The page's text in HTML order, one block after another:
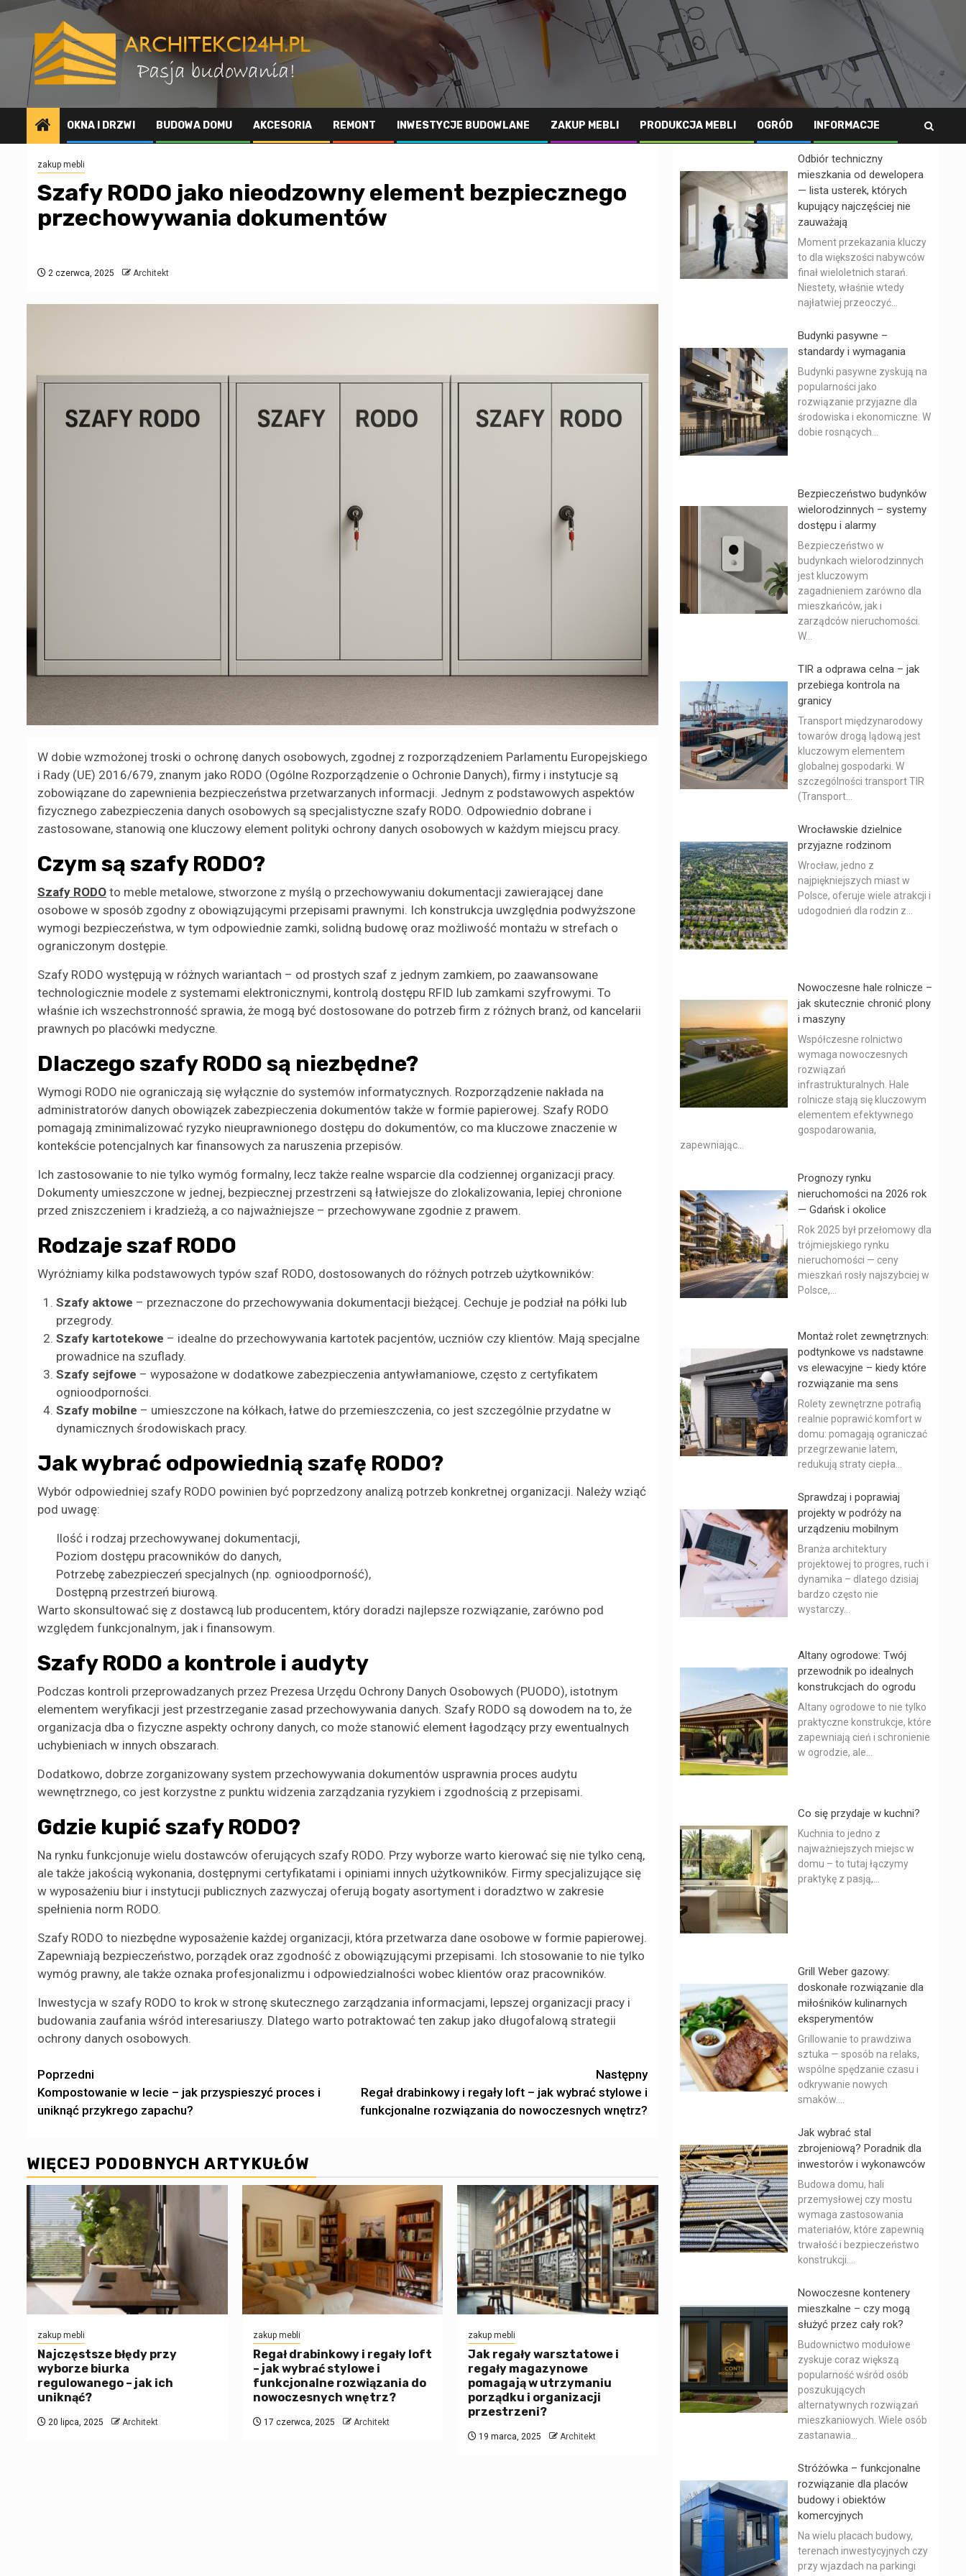
Przejdź
OKNA I DRZWI BUDOWA DOMU AKCESORIA REMONT INWESTYCJE BUDOWLANE ZAKUP MEBLI PRODUKCJA MEBLI OGRÓD INFORMACJE
zakup mebli
Szafy RODO jako nieodzowny element bezpiecznego
przechowywania dokumentów
2 czerwca, 2025 Architekt
W dobie wzmożonej troski o ochronę danych osobowych, zgodnej z rozporządzeniem Parlamentu Europejskiego
i Rady (UE) 2016/679, znanym jako RODO (Ogólne Rozporządzenie o Ochronie Danych), firmy i instytucje są
zobowiązane do zapewnienia bezpieczeństwa przetwarzanych informacji. Jednym z podstawowych aspektów
fizycznego zabezpieczenia danych osobowych są specjalistyczne szafy RODO. Odpowiednio dobrane i
zastosowane, stanowią one kluczowy element polityki ochrony danych osobowych w każdym miejscu pracy.
Czym są szafy RODO?
Szafy RODO to meble metalowe, stworzone z myślą o przechowywaniu dokumentacji zawierającej dane
osobowe w sposób zgodny z obowiązującymi przepisami prawnymi. Ich konstrukcja uwzględnia podwyższone
wymogi bezpieczeństwa, w tym odpowiednie zamki, solidną budowę oraz możliwość montażu w strefach o
ograniczonym dostępie.
Szafy RODO występują w różnych wariantach – od prostych szaf z jednym zamkiem, po zaawansowane
technologicznie modele z systemami elektronicznymi, kontrolą dostępu RFID lub zamkami szyfrowymi. To
właśnie ich wszechstronność sprawia, że mogą być dostosowane do potrzeb firm z różnych branż, od kancelarii
prawnych po placówki medyczne.
Dlaczego szafy RODO są niezbędne?
Wymogi RODO nie ograniczają się wyłącznie do systemów informatycznych. Rozporządzenie nakłada na
administratorów danych obowiązek zabezpieczenia dokumentów także w formie papierowej. Szafy RODO
pomagają zminimalizować ryzyko nieuprawnionego dostępu do dokumentów, co ma kluczowe znaczenie w
kontekście potencjalnych kar finansowych za naruszenia przepisów.
Ich zastosowanie to nie tylko wymóg formalny, lecz także realne wsparcie dla codziennej organizacji pracy.
Dokumenty umieszczone w jednej, bezpiecznej przestrzeni są łatwiejsze do zlokalizowania, lepiej chronione
przed zniszczeniem i kradzieżą, a co najważniejsze – przechowywane zgodnie z prawem.
Rodzaje szaf RODO
Wyróżniamy kilka podstawowych typów szaf RODO, dostosowanych do różnych potrzeb użytkowników:
Szafy aktowe – przeznaczone do przechowywania dokumentacji bieżącej. Cechuje je podział na półki lub
przegrody.
Szafy kartotekowe – idealne do przechowywania kartotek pacjentów, uczniów czy klientów. Mają specjalne
prowadnice na szuflady.
Szafy sejfowe – wyposażone w dodatkowe zabezpieczenia antywłamaniowe, często z certyfikatem
ognioodporności.
Szafy mobilne – umieszczone na kółkach, łatwe do przemieszczenia, co jest szczególnie przydatne w
dynamicznych środowiskach pracy.
Jak wybrać odpowiednią szafę RODO?
Wybór odpowiedniej szafy RODO powinien być poprzedzony analizą potrzeb konkretnej organizacji. Należy wziąć
pod uwagę:
Ilość i rodzaj przechowywanej dokumentacji,
Poziom dostępu pracowników do danych,
Potrzebę zabezpieczeń specjalnych (np. ognioodporność),
Dostępną przestrzeń biurową.
Warto skonsultować się z dostawcą lub producentem, który doradzi najlepsze rozwiązanie, zarówno pod
względem funkcjonalnym, jak i finansowym.
Szafy RODO a kontrole i audyty
Podczas kontroli przeprowadzanych przez Prezesa Urzędu Ochrony Danych Osobowych (PUODO), istotnym
elementem weryfikacji jest przestrzeganie zasad przechowywania danych. Szafy RODO są dowodem na to, że
organizacja dba o fizyczne aspekty ochrony danych, co może stanowić element łagodzący przy ewentualnych
uchybieniach w innych obszarach.
Dodatkowo, dobrze zorganizowany system przechowywania dokumentów usprawnia proces audytu
wewnętrznego, co jest korzystne z punktu widzenia zarządzania ryzykiem i zgodnością z przepisami.
Gdzie kupić szafy RODO?
Na rynku funkcjonuje wielu dostawców oferujących szafy RODO. Przy wyborze warto kierować się nie tylko ceną,
ale także jakością wykonania, dostępnymi certyfikatami i opiniami innych użytkowników. Firmy specjalizujące się
w wyposażeniu biur i instytucji publicznych zazwyczaj oferują bogaty asortyment i doradztwo w zakresie
spełnienia norm RODO.
Szafy RODO to niezbędne wyposażenie każdej organizacji, która przetwarza dane osobowe w formie papierowej.
Zapewniają bezpieczeństwo, porządek oraz zgodność z obowiązującymi przepisami. Ich stosowanie to nie tylko
wymóg prawny, ale także oznaka profesjonalizmu i odpowiedzialności wobec klientów oraz pracowników.
Inwestycja w szafy RODO to krok w stronę skutecznego zarządzania informacjami, lepszej organizacji pracy i
budowania zaufania wśród interesariuszy. Dlatego warto potraktować ten zakup jako długofalową strategii
ochrony danych osobowych.
Zobacz
wpisy
Poprzedni
Kompostowanie w lecie – jak przyspieszyć proces i
uniknąć przykrego zapachu?
Następny
Regał drabinkowy i regały loft – jak wybrać stylowe i
funkcjonalne rozwiązania do nowoczesnych wnętrz?
WIĘCEJ PODOBNYCH ARTYKUŁÓW
zakup mebli
Najczęstsze błędy przy
wyborze biurka
regulowanego – jak ich
uniknąć?
20 lipca, 2025 Architekt
zakup mebli
Regał drabinkowy i regały loft
– jak wybrać stylowe i
funkcjonalne rozwiązania do
nowoczesnych wnętrz?
17 czerwca, 2025 Architekt
zakup mebli
Jak regały warsztatowe i
regały magazynowe
pomagają w utrzymaniu
porządku i organizacji
przestrzeni?
19 marca, 2025 Architekt
Odbiór techniczny
mieszkania od dewelopera
— lista usterek, których
kupujący najczęściej nie
zauważają
Moment przekazania kluczy
to dla większości nabywców
finał wieloletnich starań.
Niestety, właśnie wtedy
najłatwiej przeoczyć...
Budynki pasywne –
standardy i wymagania
Budynki pasywne zyskują na
popularności jako
rozwiązanie przyjazne dla
środowiska i ekonomiczne. W
dobie rosnących...
Bezpieczeństwo budynków
wielorodzinnych – systemy
dostępu i alarmy
Bezpieczeństwo w
budynkach wielorodzinnych
jest kluczowym
zagadnieniem zarówno dla
mieszkańców, jak i
zarządców nieruchomości.
W...
TIR a odprawa celna – jak
przebiega kontrola na
granicy
Transport międzynarodowy
towarów drogą lądową jest
kluczowym elementem
globalnej gospodarki. W
szczególności transport TIR
(Transport...
Wrocławskie dzielnice
przyjazne rodzinom
Wrocław, jedno z
najpiękniejszych miast w
Polsce, oferuje wiele atrakcji i
udogodnień dla rodzin z...
Nowoczesne hale rolnicze –
jak skutecznie chronić plony
i maszyny
Współczesne rolnictwo
wymaga nowoczesnych
rozwiązań
infrastrukturalnych. Hale
rolnicze stają się kluczowym
elementem efektywnego
gospodarowania,
zapewniając...
Prognozy rynku
nieruchomości na 2026 rok
— Gdańsk i okolice
Rok 2025 był przełomowy dla
trójmiejskiego rynku
nieruchomości — ceny
mieszkań rosły najszybciej w
Polsce,...
Montaż rolet zewnętrznych:
podtynkowe vs nadstawne
vs elewacyjne – kiedy które
rozwiązanie ma sens
Rolety zewnętrzne potrafią
realnie poprawić komfort w
domu: pomagają ograniczać
przegrzewanie latem,
redukują straty ciepła...
Sprawdzaj i poprawiaj
projekty w podróży na
urządzeniu mobilnym
Branża architektury
projektowej to progres, ruch i
dynamika – dlatego dzisiaj
bardzo często nie
wystarczy...
Altany ogrodowe: Twój
przewodnik po idealnych
konstrukcjach do ogrodu
Altany ogrodowe to nie tylko
praktyczne konstrukcje, które
zapewniają cień i schronienie
w ogrodzie, ale...
Co się przydaje w kuchni?
Kuchnia to jedno z
najważniejszych miejsc w
domu – to tutaj łączymy
praktykę z pasją,...
Grill Weber gazowy:
doskonałe rozwiązanie dla
miłośników kulinarnych
eksperymentów
Grillowanie to prawdziwa
sztuka — sposób na relaks,
wspólne spędzanie czasu i
odkrywanie nowych
smaków....
Jak wybrać stal
zbrojeniową? Poradnik dla
inwestorów i wykonawców
Budowa domu, hali
przemysłowej czy mostu
wymaga zastosowania
materiałów, które zapewnią
trwałość i bezpieczeństwo
konstrukcji....
Nowoczesne kontenery
mieszkalne – czy mogą
służyć przez cały rok?
Budownictwo modułowe
zyskuje coraz większą
popularność wśród osób
poszukujących
alternatywnych rozwiązań
mieszkaniowych. Wiele osób
zastanawia...
Stróżówka – funkcjonalne
rozwiązanie dla placów
budowy i obiektów
komercyjnych
Na wielu placach budowy,
terenach inwestycyjnych czy
przy wjazdach na parkingi